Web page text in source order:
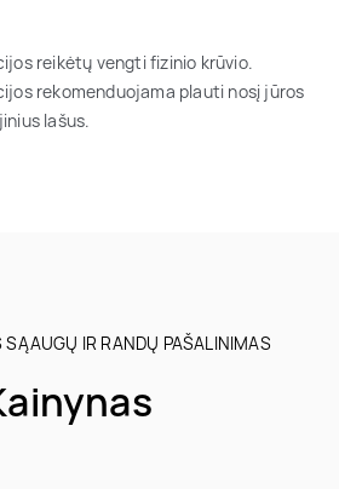
reikėtų vengti fizinio krūvio.
rekomenduojama plauti nosį jūros
lašus.
SĄAUGŲ IR RANDŲ PAŠALINIMAS